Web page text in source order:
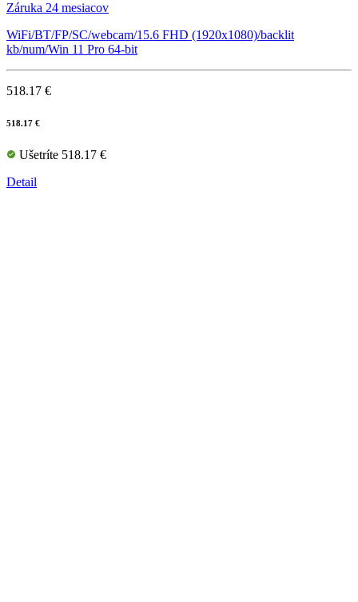
Záruka 24 mesiacov
WiFi/BT/FP/SC/webcam/15.6 FHD (1920x1080)/backlit
kb/num/Win 11 Pro 64-bit
518.17 €
518.17 €
Ušetríte 518.17 €
Detail